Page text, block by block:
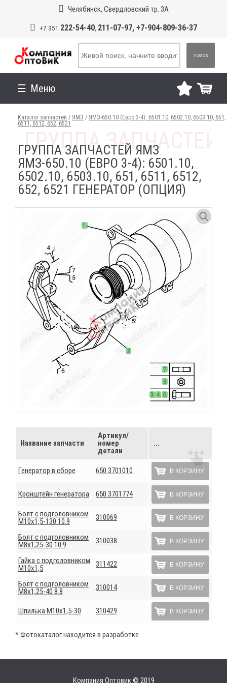
Челябинск, Свердловский тр. 3А
+7 351 222-54-40, 211-07-97, +7-904-809-36-37
ПОИСК
Меню
Каталог запчастей / ЯМЗ / ЯМЗ-650.10 (Евро 3-4): 6501.10, 6502.10, 6503.10, 651,
6511, 6512, 652, 6521
ГРУППА ЗАПЧАСТЕЙ ЯМЗ
ЯМЗ-650.10 (ЕВРО 3-4): 6501.10,
6502.10, 6503.10, 651, 6511, 6512,
652, 6521 ГЕНЕРАТОР (ОПЦИЯ)
Название запчасти
Артикул/
номер
детали
...
Генератор в сборе 650.3701010 В КОРЗИНУ
Кронштейн генератора 650.3701774 В КОРЗИНУ
Болт с подголовником
М10х1,5-130 10.9
310069 В КОРЗИНУ
Болт с подголовником
М8х1,25-30 10.9
310038 В КОРЗИНУ
Гайка с подголовником
М10х1,5
311422 В КОРЗИНУ
Болт с подголовником
М8х1,25-40 8.8
310014 В КОРЗИНУ
Шпилька М10х1,5-30 310429 В КОРЗИНУ
* Фотокаталог находится в разработке
Компания Оптовик © 2019